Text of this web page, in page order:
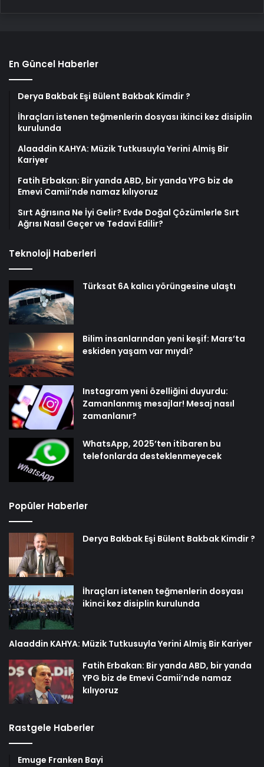
En Güncel Haberler
Derya Bakbak Eşi Bülent Bakbak Kimdir ?
İhraçları istenen teğmenlerin dosyası ikinci kez disiplin
kurulunda
Alaaddin KAHYA: Müzik Tutkusuyla Yerini Almiş Bir
Kariyer
Fatih Erbakan: Bir yanda ABD, bir yanda YPG biz de
Emevi Camii’nde namaz kılıyoruz
Sırt Ağrısına Ne İyi Gelir? Evde Doğal Çözümlerle Sırt
Ağrısı Nasıl Geçer ve Tedavi Edilir?
Teknoloji Haberleri
Türksat 6A kalıcı yörüngesine ulaştı
Bilim insanlarından yeni keşif: Mars’ta
eskiden yaşam var mıydı?
Instagram yeni özelliğini duyurdu:
Zamanlanmış mesajlar! Mesaj nasıl
zamanlanır?
WhatsApp, 2025’ten itibaren bu
telefonlarda desteklenmeyecek
Popüler Haberler
Derya Bakbak Eşi Bülent Bakbak Kimdir ?
İhraçları istenen teğmenlerin dosyası
ikinci kez disiplin kurulunda
Alaaddin KAHYA: Müzik Tutkusuyla Yerini Almiş Bir Kariyer
Fatih Erbakan: Bir yanda ABD, bir yanda
YPG biz de Emevi Camii’nde namaz
kılıyoruz
Rastgele Haberler
Emuge Franken Bayi